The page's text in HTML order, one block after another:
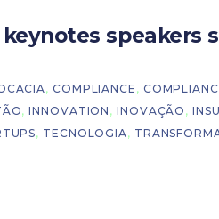
keynotes speakers
, COMPLIANCE ,
,INNOVATION ,INOVAÇÃO ,
, TECNOLOGIA,